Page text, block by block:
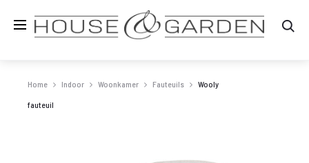
Home Indoor Woonkamer Fauteuils Wooly
fauteuil